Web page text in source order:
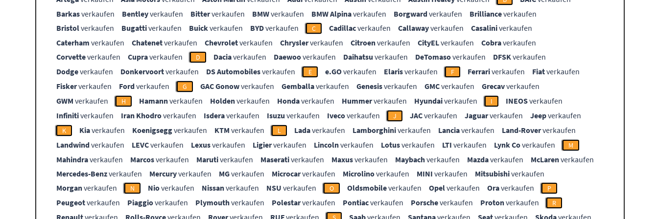
Barkasverkaufen Bentleyverkaufen Bitterverkaufen BMWverkaufen BMW Alpinaverkaufen Borgwardverkaufen Brillianceverkaufen
Bristolverkaufen Bugattiverkaufen Buickverkaufen BYDverkaufen C Cadillacverkaufen Callawayverkaufen Casaliniverkaufen
Caterham verkaufen Chatenetverkaufen Chevroletverkaufen Chryslerverkaufen Citroenverkaufen CityELverkaufen Cobraverkaufen
Corvetteverkaufen Cupraverkaufen D Daciaverkaufen Daewooverkaufen Daihatsu verkaufen DeTomasoverkaufen DFSKverkaufen
Dodgeverkaufen Donkervoortverkaufen DS Automobilesverkaufen E e.GOverkaufen Elarisverkaufen F Ferrariverkaufen Fiatverkaufen
Fiskerverkaufen Fordverkaufen G GAC Gonowverkaufen Gemballaverkaufen Genesisverkaufen GMCverkaufen Grecavverkaufen
GWM verkaufen H Hamannverkaufen Holdenverkaufen Hondaverkaufen Hummerverkaufen Hyundaiverkaufen I INEOSverkaufen
Infinitiverkaufen Iran Khodroverkaufen Isderaverkaufen Isuzu verkaufen Ivecoverkaufen J JACverkaufen Jaguarverkaufen Jeepverkaufen
K Kiaverkaufen Koenigseggverkaufen KTM verkaufen L Ladaverkaufen Lamborghiniverkaufen Lanciaverkaufen Land-Roververkaufen
Landwindverkaufen LEVCverkaufen Lexusverkaufen Ligierverkaufen Lincolnverkaufen Lotusverkaufen LTI verkaufen Lynk Coverkaufen M
Mahindraverkaufen Marcosverkaufen Marutiverkaufen Maserativerkaufen Maxusverkaufen Maybachverkaufen Mazdaverkaufen McLarenverkaufen
Mercedes-Benzverkaufen Mercuryverkaufen MGverkaufen Microcarverkaufen Microlinoverkaufen MINI verkaufen Mitsubishiverkaufen
Morganverkaufen N Nioverkaufen Nissanverkaufen NSU verkaufen O Oldsmobileverkaufen Opelverkaufen Oraverkaufen P
Peugeotverkaufen Piaggioverkaufen Plymouthverkaufen Polestarverkaufen Pontiacverkaufen Porscheverkaufen Protonverkaufen R
Renaultverkaufen Rolls-Royceverkaufen Roververkaufen RUFverkaufen Saabverkaufen Santanaverkaufen Seatverkaufen Skodaverkaufen